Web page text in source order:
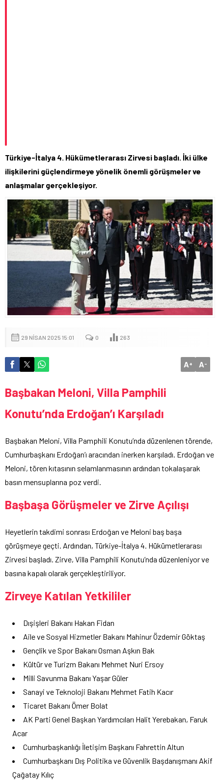
Türkiye-İtalya 4. Hükümetlerarası Zirvesi başladı. İki ülke
ilişkilerini güçlendirmeye yönelik önemli görüşmeler ve
anlaşmalar gerçekleşiyor.
29 NISAN 2025 15:01 0 263
A+ A-
Başbakan Meloni, Villa Pamphili
Konutu’nda Erdoğan’ı Karşıladı
Başbakan Meloni, Villa Pamphili Konutu’nda düzenlenen törende,
Cumhurbaşkanı Erdoğan’ı aracından inerken karşıladı. Erdoğan ve
Meloni, tören kıtasının selamlanmasının ardından tokalaşarak
basın mensuplarına poz verdi.
Başbaşa Görüşmeler ve Zirve Açılışı
Heyetlerin takdimi sonrası Erdoğan ve Meloni baş başa
görüşmeye geçti. Ardından, Türkiye-İtalya 4. Hükümetlerarası
Zirvesi başladı. Zirve, Villa Pamphili Konutu’nda düzenleniyor ve
basına kapalı olarak gerçekleştiriliyor.
Zirveye Katılan Yetkililer
Dışişleri Bakanı Hakan Fidan
Aile ve Sosyal Hizmetler Bakanı Mahinur Özdemir Göktaş
Gençlik ve Spor Bakanı Osman Aşkın Bak
Kültür ve Turizm Bakanı Mehmet Nuri Ersoy
Milli Savunma Bakanı Yaşar Güler
Sanayi ve Teknoloji Bakanı Mehmet Fatih Kacır
Ticaret Bakanı Ömer Bolat
AK Parti Genel Başkan Yardımcıları Halit Yerebakan, Faruk
Acar
Cumhurbaşkanlığı İletişim Başkanı Fahrettin Altun
Cumhurbaşkanı Dış Politika ve Güvenlik Başdanışmanı Akif
Çağatay Kılıç